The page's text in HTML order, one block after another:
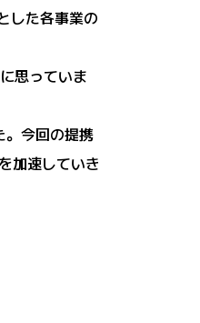
した各事業の
思っていま
。今回の提携
加速していき